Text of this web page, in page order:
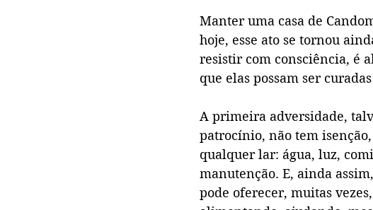
Manter uma casa de
hoje, esse ato se tornou
resistir com consciência, é
que elas possam ser
A primeira adversidade,
patrocínio, não tem
qualquer lar: água, luz,
manutenção. E, ainda
pode oferecer, muitas